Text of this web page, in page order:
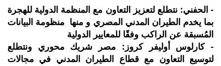
o
k
r p
p
a
m
I
n
- الحفني: نتطلع لتعزيز التعاون مع المنظمة الدولية للهجرة
بما يخدم الطيران المدني المصري و منها منظومة البيانات
المُسبقة عن الراكب وفقًا للمعايير الدولية
- كارلوس أوليفر كروز: مصر شريك محوري ونتطلع
لتوسيع التعاون مع قطاع الطيران المدني في مجالات